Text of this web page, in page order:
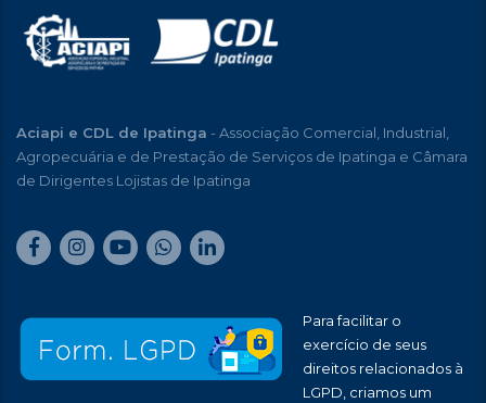
Aciapi e CDL de Ipatinga - Associação Comercial, Industrial,
Agropecuária e de Prestação de Serviços de Ipatinga e Câmara
de Dirigentes Lojistas de Ipatinga
Para facilitar o
exercício de seus
direitos relacionados à
LGPD, criamos um